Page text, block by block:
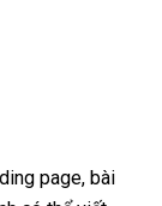
page, bài